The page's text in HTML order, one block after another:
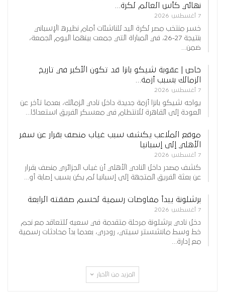
نهائي كأس العالم لكرة…
7 أغسطس 2026
خسر منتخب مصر لكرة اليد للناشئات أمام نظيره الإسباني
بنتيجة 27-26، في المباراة التي جمعت بينهما اليوم الجمعة،
ضمن…
خاص | عقوبة شيكو بانزا قد تكون الأكبر في تاريخ
الزمالك بسبب أزمة…
7 أغسطس 2026
يواجه شيكو بانزا أزمة جديدة داخل نادي الزمالك، بعدما تأخر عن
العودة إلى القاهرة للانتظام في معسكر الفريق استعدادًا…
موقع الملاعب يكشف سبب غياب منصف بقرار عن سفر
الأهلي إلى إسبانيا
7 أغسطس 2026
كشف مصدر داخل النادي الأهلي أن غياب الجزائري منصف بقرار
عن بعثة الفريق المتجهة إلى إسبانيا لم يكن بسبب إصابة أو…
برشلونة يبدأ مفاوضات رسمية لحسم صفقته الرابعة
7 أغسطس 2026
دخل نادي برشلونة مرحلة متقدمة في سعيه للتعاقد مع نجم
خط وسط مانشستر سيتي، رودري، بعدما بدأ محادثات رسمية
مع إدارة…
المزيد من الأخبار